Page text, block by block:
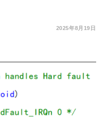
2025年8月19日